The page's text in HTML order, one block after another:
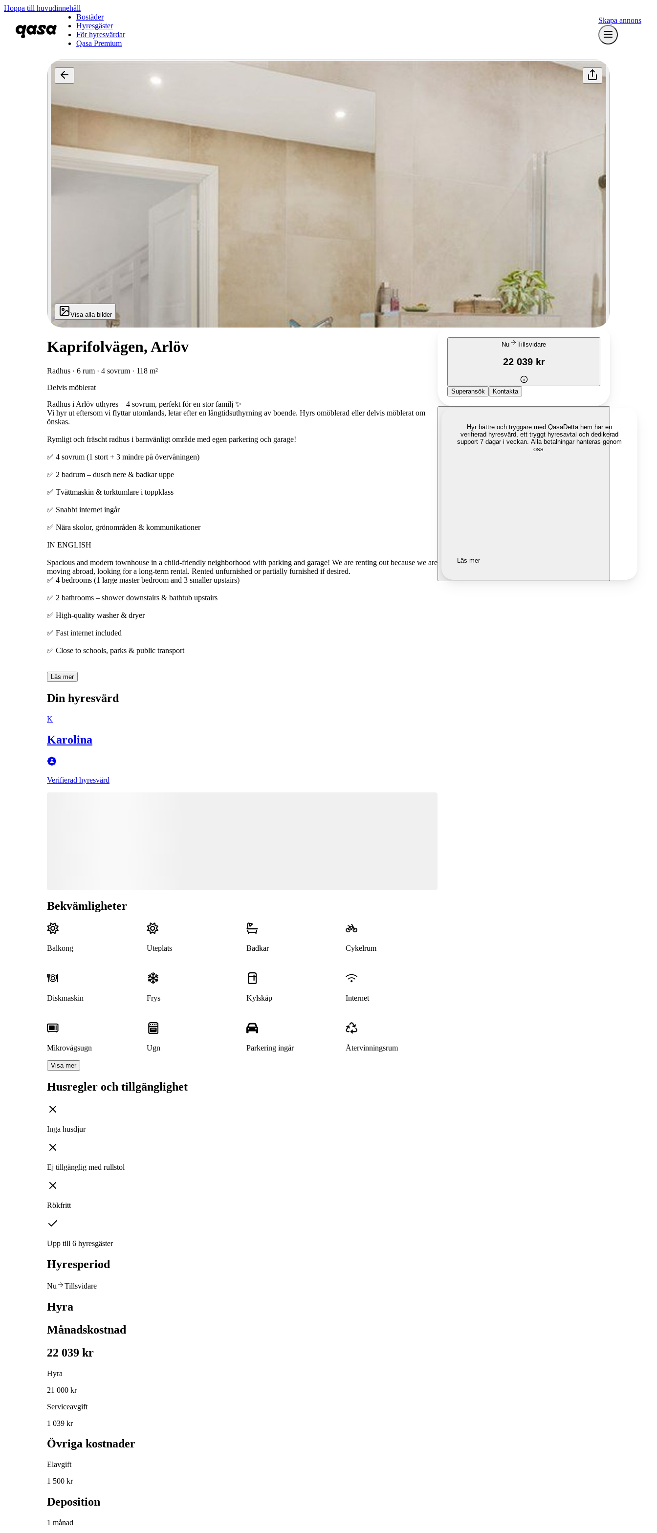
Hoppa till huvudinnehåll
Bostäder
Hyresgäster
För hyresvärdar
Qasa Premium
Skapa annons
Visa alla bilder
Kaprifolvägen, Arlöv
Radhus · 6 rum · 4 sovrum · 118 m²
Delvis möblerat
Radhus i Arlöv uthyres – 4 sovrum, perfekt för en stor familj ✨
Vi hyr ut eftersom vi flyttar utomlands, letar efter en långtidsuthyrning av boende. Hyrs omöblerad eller delvis möblerat om
önskas.
Rymligt och fräscht radhus i barnvänligt område med egen parkering och garage!
✅ 4 sovrum (1 stort + 3 mindre på övervåningen)
✅ 2 badrum – dusch nere & badkar uppe
✅ Tvättmaskin & torktumlare i toppklass
✅ Snabbt internet ingår
✅ Nära skolor, grönområden & kommunikationer
IN ENGLISH
Spacious and modern townhouse in a child-friendly neighborhood with parking and garage! We are renting out because we are
moving abroad, looking for a long-term rental. Rented unfurnished or partially furnished if desired.
✅ 4 bedrooms (1 large master bedroom and 3 smaller upstairs)
✅ 2 bathrooms – shower downstairs & bathtub upstairs
✅ High-quality washer & dryer
✅ Fast internet included
✅ Close to schools, parks & public transport
Läs mer
Din hyresvärd
K
Karolina
Verifierad hyresvärd
Bekvämligheter
Balkong Uteplats Badkar Cykelrum
Diskmaskin Frys Kylskåp Internet
Mikrovågsugn Ugn Parkering ingår Återvinningsrum
Visa mer
Husregler och tillgänglighet
Inga husdjur
Ej tillgänglig med rullstol
Rökfritt
Upp till 6 hyresgäster
Hyresperiod
Nu Tillsvidare
Hyra
Månadskostnad
22 039 kr
Hyra
21 000 kr
Serviceavgift
1 039 kr
Övriga kostnader
Elavgift
1 500 kr
Deposition
1 månad
Nu Tillsvidare
22 039 kr
Superansök Kontakta
Hyr bättre och tryggare med QasaDetta hem har en
verifierad hyresvärd, ett tryggt hyresavtal och dedikerad
support 7 dagar i veckan. Alla betalningar hanteras genom
oss.
Läs mer